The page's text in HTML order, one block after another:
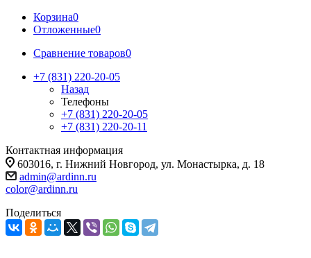
Корзина0
Отложенные0
Сравнение товаров0
+7 (831) 220-20-05
Назад
Телефоны
+7 (831) 220-20-05
+7 (831) 220-20-11
Контактная информация
603016, г. Нижний Новгород, ул. Монастырка, д. 18
admin@ardinn.ru
color@ardinn.ru
Поделиться